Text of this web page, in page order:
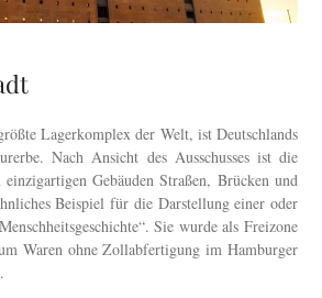
Lagerkomplex der Welt, ist Deutschlands
Nach Ansicht des Ausschusses ist die
Gebäuden Straßen, Brücken und
Beispiel für die Darstellung einer oder
Sie wurde als Freizone
Waren ohne Zollabfertigung im Hamburger